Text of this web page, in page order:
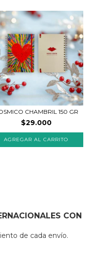
CHAMBRIL 150 GR
$29.000
CON
de cada envío.